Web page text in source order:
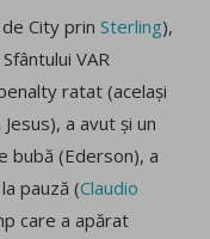
de City prinSterling),
VAR
ratat (același
a avut și un
bubă (Ederson), a
pauză (Claudio
care a apărat